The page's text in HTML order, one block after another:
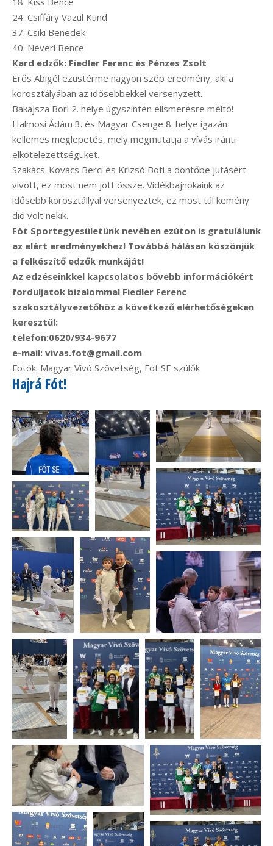
24. Csiffáry Vazul Kund
37. Csiki Benedek
40. Néveri Bence
Kard edzők: Fiedler Ferenc és Pénzes Zsolt
Erős Abigél ezüstérme nagyon szép eredmény, aki a
korosztályában az idősebbekkel versenyzett.
Bakajsza Bori 2. helye úgyszintén elismerésre méltó!
Halmosi Ádám 3. és Magyar Csenge 8. helye igazán
kellemes meglepetés, mely megmutatja a vívás iránti
elkötelezettségüket.
Szakács-Kovács Berci és Krizsó Boti a döntőbe jutásért
vívott, ez most nem jött össze. Vidékbajnokaink az
idősebb korosztállyal versenyeztek, ez most túl kemény
dió volt nekik.
Fót Sportegyesületünk nevében ezúton is gratulálunk
az elért eredményekhez! Továbbá hálásan köszönjük
a felkészítő edzők munkáját!
Az edzéseinkkel kapcsolatos bővebb információkért
forduljatok bizalommal Fiedler Ferenc
szakosztályvezetőhöz a következő elérhetőségeken
keresztül:
telefon:0620/934-9677
e-mail: vivas.fot@gmail.com
Fotók: Magyar Vívó Szövetség, Fót SE szülők
Hajrá Fót!